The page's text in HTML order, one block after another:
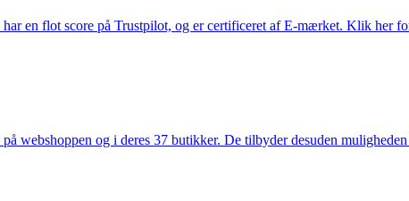
en flot score på Trustpilot, og er certificeret af E-mærket. Klik her
webshoppen og i deres 37 butikker. De tilbyder desuden